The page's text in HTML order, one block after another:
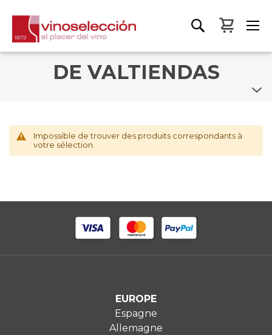
Mon
DE VALTIENDAS
Impossible de trouver des produits correspondants à
votre sélection.
EUROPE
Espagne
Allemagne